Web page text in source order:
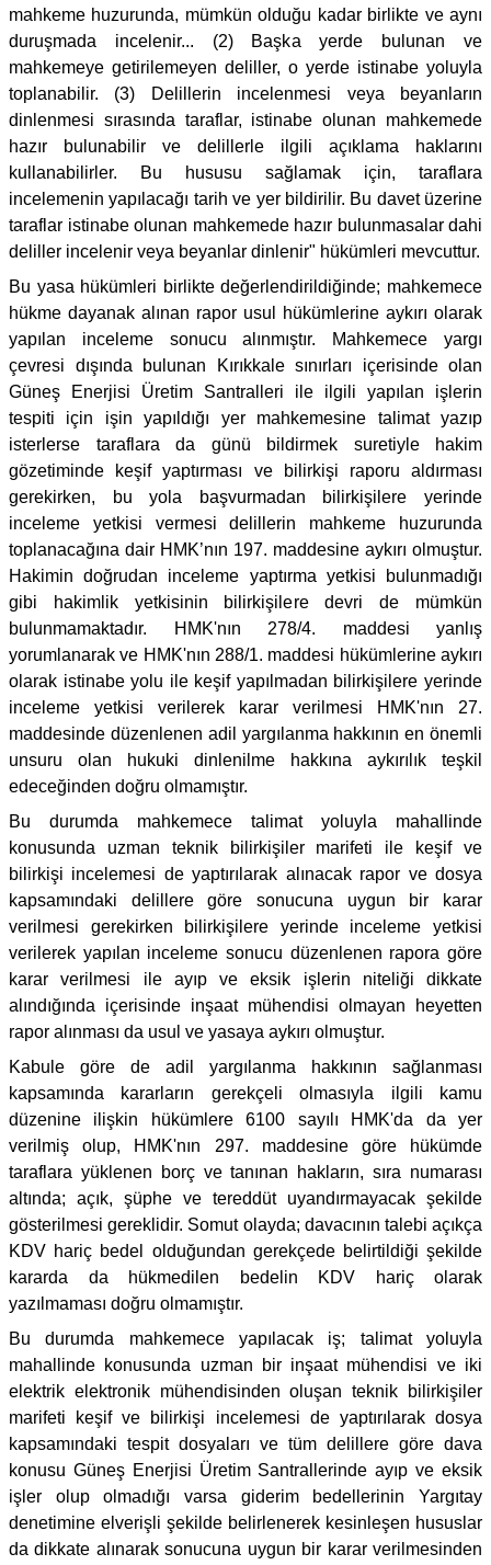
mahkeme huzurunda, mümkün olduğu kadar birlikte ve aynı
duruşmada incelenir... (2) Başka yerde bulunan ve
mahkemeye getirilemeyen deliller, o yerde istinabe yoluyla
toplanabilir. (3) Delillerin incelenmesi veya beyanların
dinlenmesi sırasında taraflar, istinabe olunan mahkemede
hazır bulunabilir ve delillerle ilgili açıklama haklarını
kullanabilirler. Bu hususu sağlamak için, taraflara
incelemenin yapılacağı tarih ve yer bildirilir. Bu davet üzerine
taraflar istinabe olunan mahkemede hazır bulunmasalar dahi
deliller incelenir veya beyanlar dinlenir" hükümleri mevcuttur.
Bu yasa hükümleri birlikte değerlendirildiğinde; mahkemece
hükme dayanak alınan rapor usul hükümlerine aykırı olarak
yapılan inceleme sonucu alınmıştır. Mahkemece yargı
çevresi dışında bulunan Kırıkkale sınırları içerisinde olan
Güneş Enerjisi Üretim Santralleri ile ilgili yapılan işlerin
tespiti için işin yapıldığı yer mahkemesine talimat yazıp
isterlerse taraflara da günü bildirmek suretiyle hakim
gözetiminde keşif yaptırması ve bilirkişi raporu aldırması
gerekirken, bu yola başvurmadan bilirkişilere yerinde
inceleme yetkisi vermesi delillerin mahkeme huzurunda
toplanacağına dair HMK’nın 197. maddesine aykırı olmuştur.
Hakimin doğrudan inceleme yaptırma yetkisi bulunmadığı
gibi hakimlik yetkisinin bilirkişilere devri de mümkün
bulunmamaktadır. HMK'nın 278/4. maddesi yanlış
yorumlanarak ve HMK'nın 288/1. maddesi hükümlerine aykırı
olarak istinabe yolu ile keşif yapılmadan bilirkişilere yerinde
inceleme yetkisi verilerek karar verilmesi HMK'nın 27.
maddesinde düzenlenen adil yargılanma hakkının en önemli
unsuru olan hukuki dinlenilme hakkına aykırılık teşkil
edeceğinden doğru olmamıştır.
Bu durumda mahkemece talimat yoluyla mahallinde
konusunda uzman teknik bilirkişiler marifeti ile keşif ve
bilirkişi incelemesi de yaptırılarak alınacak rapor ve dosya
kapsamındaki delillere göre sonucuna uygun bir karar
verilmesi gerekirken bilirkişilere yerinde inceleme yetkisi
verilerek yapılan inceleme sonucu düzenlenen rapora göre
karar verilmesi ile ayıp ve eksik işlerin niteliği dikkate
alındığında içerisinde inşaat mühendisi olmayan heyetten
rapor alınması da usul ve yasaya aykırı olmuştur.
Kabule göre de adil yargılanma hakkının sağlanması
kapsamında kararların gerekçeli olmasıyla ilgili kamu
düzenine ilişkin hükümlere 6100 sayılı HMK'da da yer
verilmiş olup, HMK'nın 297. maddesine göre hükümde
taraflara yüklenen borç ve tanınan hakların, sıra numarası
altında; açık, şüphe ve tereddüt uyandırmayacak şekilde
gösterilmesi gereklidir. Somut olayda; davacının talebi açıkça
KDV hariç bedel olduğundan gerekçede belirtildiği şekilde
kararda da hükmedilen bedelin KDV hariç olarak
yazılmaması doğru olmamıştır.
Bu durumda mahkemece yapılacak iş; talimat yoluyla
mahallinde konusunda uzman bir inşaat mühendisi ve iki
elektrik elektronik mühendisinden oluşan teknik bilirkişiler
marifeti keşif ve bilirkişi incelemesi de yaptırılarak dosya
kapsamındaki tespit dosyaları ve tüm delillere göre dava
konusu Güneş Enerjisi Üretim Santrallerinde ayıp ve eksik
işler olup olmadığı varsa giderim bedellerinin Yargıtay
denetimine elverişli şekilde belirlenerek kesinleşen hususlar
da dikkate alınarak sonucuna uygun bir karar verilmesinden